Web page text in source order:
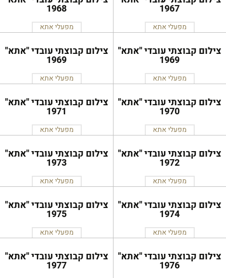
1967
מפעלי אתא
1968
מפעלי אתא
צילום קבוצתי עובדי ''אתא''
1969
מפעלי אתא
צילום קבוצתי עובדי ''אתא''
1969
מפעלי אתא
צילום קבוצתי עובדי ''אתא''
1970
מפעלי אתא
צילום קבוצתי עובדי ''אתא''
1971
מפעלי אתא
צילום קבוצתי עובדי ''אתא''
1972
מפעלי אתא
צילום קבוצתי עובדי ''אתא''
1973
מפעלי אתא
צילום קבוצתי עובדי ''אתא''
1974
מפעלי אתא
צילום קבוצתי עובדי ''אתא''
1975
מפעלי אתא
צילום קבוצתי עובדי ''אתא''
1976
צילום קבוצתי עובדי ''אתא''
1977